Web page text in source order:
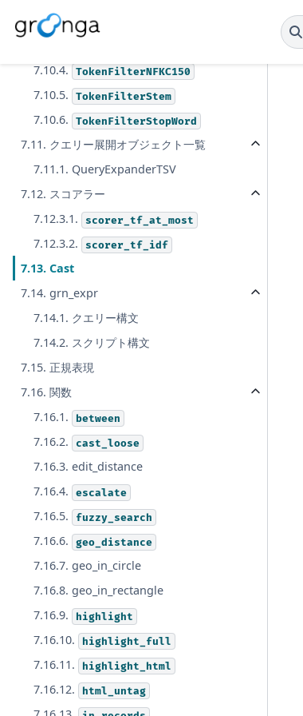
7.10.2. TokenFilterNFKC
7.10.4. TokenFilterNFKC150
7.10.5. TokenFilterStem
7.10.6. TokenFilterStopWord
7.11. クエリー展開オブジェクト一覧
7.11.1. QueryExpanderTSV
7.12. スコアラー
7.12.3.1.
scorer_tf_at_most
7.12.3.2. scorer_tf_idf
7.13. Cast
7.14. grn_expr
7.14.1. クエリー構文
7.14.2. スクリプト構文
7.15. 正規表現
7.16. 関数
7.16.1.
between
7.16.2. cast_loose
7.16.3. edit_distance
7.16.4.
escalate
7.16.5. fuzzy_search
7.16.6. geo_distance
7.16.7. geo_in_circle
7.16.8. geo_in_rectangle
7.16.9.
highlight
7.16.10. highlight_full
7.16.11. highlight_html
7.16.12. html_untag